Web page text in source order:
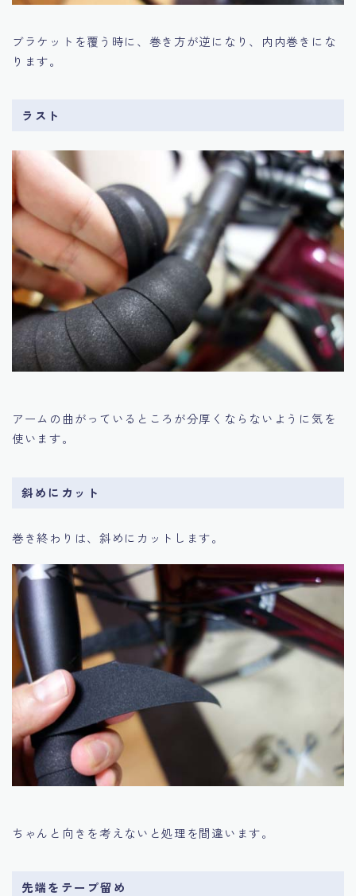
ブラケットを覆う時に、巻き方が逆になり、内内巻きにな
ります。
ラスト
アームの曲がっているところが分厚くならないように気を
使います。
斜めにカット
巻き終わりは、斜めにカットします。
ちゃんと向きを考えないと処理を間違います。
先端をテープ留め